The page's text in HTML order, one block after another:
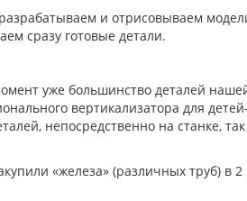
и отрисовываем
сразу готовые детали.
уже большинство деталей
вертикализатора для
непосредственно на станке,
«железа» (различных труб) в